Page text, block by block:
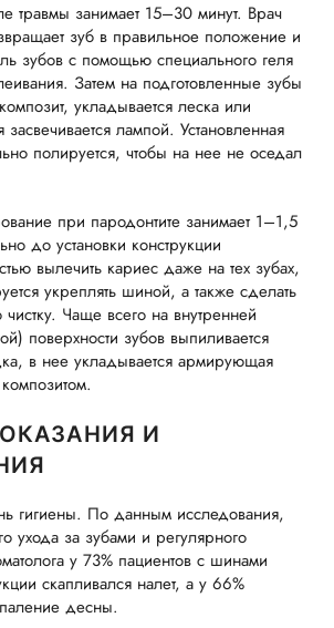
травмы занимает 15–30 минут. Врач
зуб в правильное положение и
зубов с помощью специального геля
Затем на подготовленные зубы
укладывается леска или
лампой. Установленная
полируется, чтобы на нее не оседал
при пародонтите занимает 1–1,5
до установки конструкции
вылечить кариес даже на тех зубах,
укреплять шиной, а также сделать
Чаще всего на внутренней
поверхности зубов выпиливается
в нее укладывается армирующая
И
гигиены. По данным исследования,
ухода за зубами и регулярного
у 73% пациентов с шинами
скапливался налет, а у 66%
десны.